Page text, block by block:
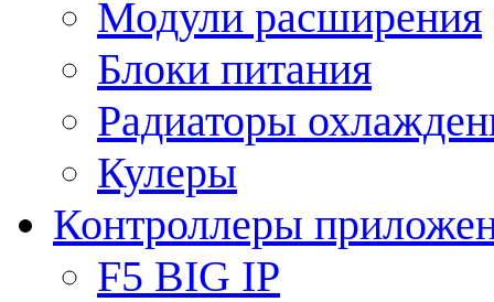
Модули расширения
Блоки питания
Радиаторы
Кулеры
Контроллеры
F5 BIG IP